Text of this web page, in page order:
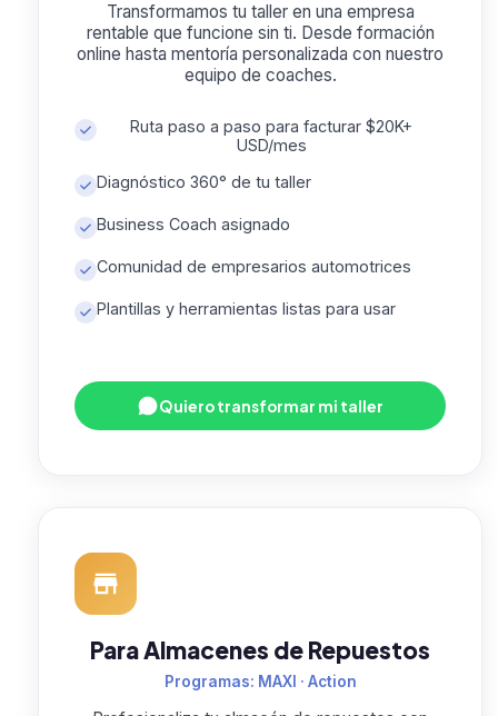
Transformamos tu taller en una empresa
rentable que funcione sin ti. Desde formación
online hasta mentoría personalizada con nuestro
equipo de coaches.
Ruta paso a paso para facturar $20K+
USD/mes
Diagnóstico 360° de tu taller
Business Coach asignado
Comunidad de empresarios automotrices
Plantillas y herramientas listas para usar
Quiero transformar mi taller
Para Almacenes de Repuestos
Programas: MAXI · Action